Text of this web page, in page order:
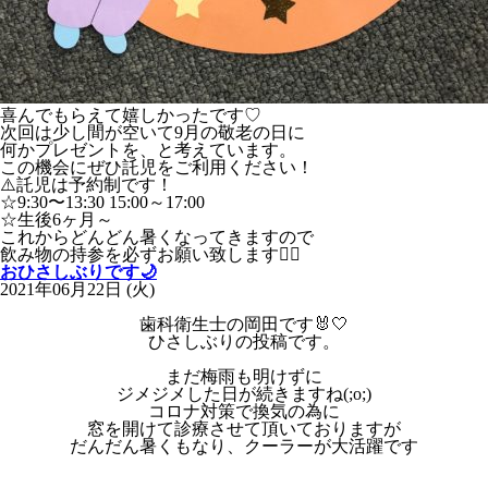
喜んでもらえて嬉しかったです♡
次回は少し間が空いて9月の敬老の日に
何かプレゼントを、と考えています。
この機会にぜひ託児をご利用ください！
⚠️託児は予約制です！
☆9:30〜13:30 15:00～17:00
☆生後6ヶ月～
これからどんどん暑くなってきますので
飲み物の持参を必ずお願い致します🙇‍♀️
おひさしぶりです🌙
2021年06月22日 (火)
歯科衛生士の岡田です🐰🤍
ひさしぶりの投稿です。
まだ梅雨も明けずに
ジメジメした日が続きますね(;o;)
コロナ対策で換気の為に
窓を開けて診療させて頂いておりますが
だんだん暑くもなり、クーラーが大活躍です